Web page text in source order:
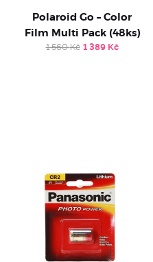
Polaroid Go – Color
Film Multi Pack (48ks)
1 560Kč Original
1 389 KčCurrent